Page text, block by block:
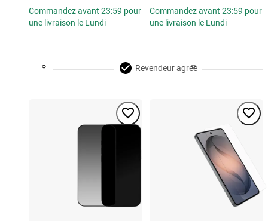
Commandez avant 23:59 pour
une livraison le Lundi
Commandez avant 23:59 pour
une livraison le Lundi
Revendeur agréé